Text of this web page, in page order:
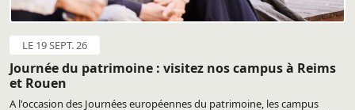
LE 19 SEPT. 26
Journée du patrimoine : visitez nos campus à Reims
et Rouen
A l'occasion des Journées européennes du patrimoine, les campus